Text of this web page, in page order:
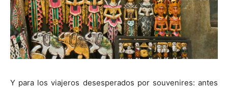
Y para los viajeros desesperados por souvenires: antes